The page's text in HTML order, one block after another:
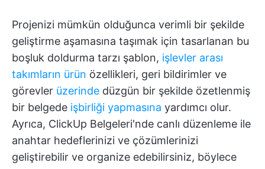
Projenizi mümkün olduğunca verimli bir şekilde
geliştirme aşamasına taşımak için tasarlanan bu
boşluk doldurma tarzı şablon, işlevler arası
takımların ürün özellikleri, geri bildirimler ve
görevler üzerinde düzgün bir şekilde özetlenmiş
bir belgede işbirliği yapmasına yardımcı olur.
Ayrıca, ClickUp Belgeleri'nde canlı düzenleme ile
anahtar hedeflerinizi ve çözümlerinizi
geliştirebilir ve organize edebilirsiniz, böylece